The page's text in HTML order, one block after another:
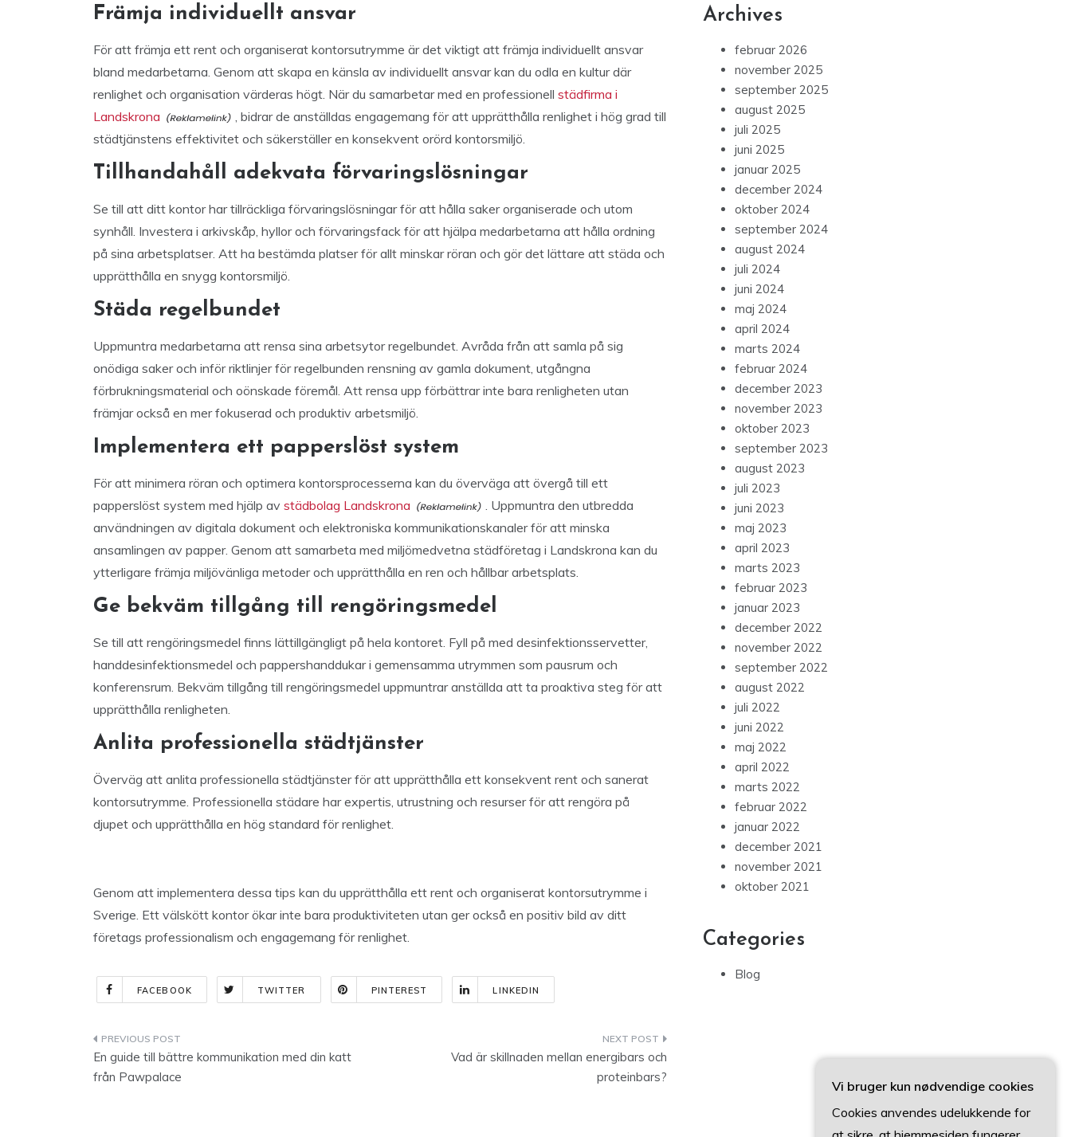
Främja individuellt ansvar
För att främja ett rent och organiserat kontorsutrymme är det viktigt att främja individuellt ansvar
bland medarbetarna. Genom att skapa en känsla av individuellt ansvar kan du odla en kultur där
renlighet och organisation värderas högt. När du samarbetar med en professionell städfirma i
Landskrona
, bidrar de anställdas engagemang för att upprätthålla renlighet i hög grad till
städtjänstens effektivitet och säkerställer en konsekvent orörd kontorsmiljö.
Tillhandahåll adekvata förvaringslösningar
Se till att ditt kontor har tillräckliga förvaringslösningar för att hålla saker organiserade och utom
synhåll. Investera i arkivskåp, hyllor och förvaringsfack för att hjälpa medarbetarna att hålla ordning
på sina arbetsplatser. Att ha bestämda platser för allt minskar röran och gör det lättare att städa och
upprätthålla en snygg kontorsmiljö.
Städa regelbundet
Uppmuntra medarbetarna att rensa sina arbetsytor regelbundet. Avråda från att samla på sig
onödiga saker och inför riktlinjer för regelbunden rensning av gamla dokument, utgångna
förbrukningsmaterial och oönskade föremål. Att rensa upp förbättrar inte bara renligheten utan
främjar också en mer fokuserad och produktiv arbetsmiljö.
Implementera ett papperslöst system
För att minimera röran och optimera kontorsprocesserna kan du överväga att övergå till ett
papperslöst system med hjälp av städbolag Landskrona
. Uppmuntra den utbredda
användningen av digitala dokument och elektroniska kommunikationskanaler för att minska
ansamlingen av papper. Genom att samarbeta med miljömedvetna städföretag i Landskrona kan du
ytterligare främja miljövänliga metoder och upprätthålla en ren och hållbar arbetsplats.
Ge bekväm tillgång till rengöringsmedel
Se till att rengöringsmedel finns lättillgängligt på hela kontoret. Fyll på med desinfektionsservetter,
handdesinfektionsmedel och pappershanddukar i gemensamma utrymmen som pausrum och
konferensrum. Bekväm tillgång till rengöringsmedel uppmuntrar anställda att ta proaktiva steg för att
upprätthålla renligheten.
Anlita professionella städtjänster
Överväg att anlita professionella städtjänster för att upprätthålla ett konsekvent rent och sanerat
kontorsutrymme. Professionella städare har expertis, utrustning och resurser för att rengöra på
djupet och upprätthålla en hög standard för renlighet.
Genom att implementera dessa tips kan du upprätthålla ett rent och organiserat kontorsutrymme i
Sverige. Ett välskött kontor ökar inte bara produktiviteten utan ger också en positiv bild av ditt
företags professionalism och engagemang för renlighet.
FACEBOOK TWITTER PINTEREST LINKEDIN
Indlægsnavigation
En guide till bättre kommunikation med din katt
från Pawpalace
Vad är skillnaden mellan energibars och
proteinbars?
Archives
februar 2026
november 2025
september 2025
august 2025
juli 2025
juni 2025
januar 2025
december 2024
oktober 2024
september 2024
august 2024
juli 2024
juni 2024
maj 2024
april 2024
marts 2024
februar 2024
december 2023
november 2023
oktober 2023
september 2023
august 2023
juli 2023
juni 2023
maj 2023
april 2023
marts 2023
februar 2023
januar 2023
december 2022
november 2022
september 2022
august 2022
juli 2022
juni 2022
maj 2022
april 2022
marts 2022
februar 2022
januar 2022
december 2021
november 2021
oktober 2021
Categories
Blog
Vi bruger kun nødvendige cookies
Cookies anvendes udelukkende for